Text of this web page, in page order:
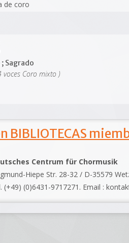
de coro
Sagrado
voces Coro mixto )
BIBLIOTECAS
Centrum für Chormusik
Hiepe Str. 28-32 / D-35579
(+49) (0)6431-9717271. Email :